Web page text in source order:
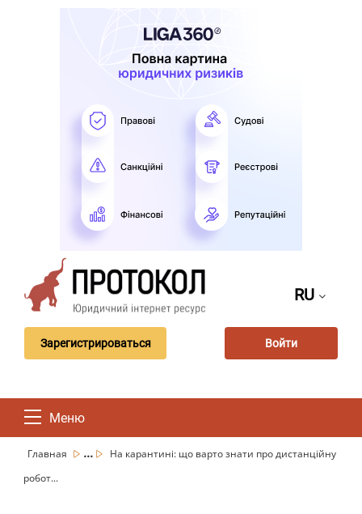
RU
Зарегистрироваться Войти
Меню
Главная ...
На карантині: що варто знати про дистанційну
робот...